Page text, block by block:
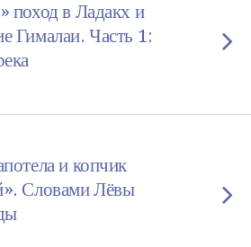
поход в Ладакх и
Гималаи. Часть 1:
и копчик
Словами Лёвы